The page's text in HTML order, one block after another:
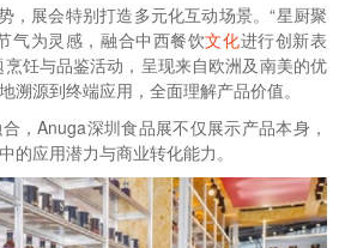
，展会特别打造多元化互动场景。“星厨聚
气为灵感，融合中西餐饮文化进行创新表
烹饪与品鉴活动，呈现来自欧洲及南美的优
溯源到终端应用，全面理解产品价值。
，Anuga深圳食品展不仅展示产品本身，
的应用潜力与商业转化能力。